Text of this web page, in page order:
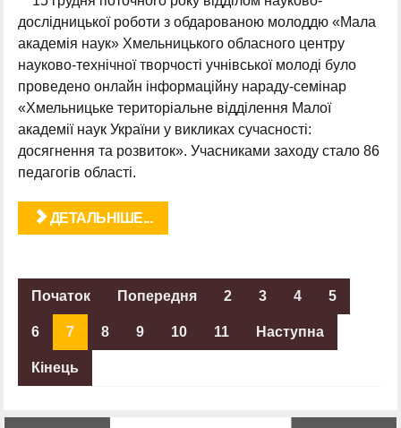
дослідницької роботи з обдарованою молоддю «Мала
академія наук» Хмельницького обласного центру
науково-технічної творчості учнівської молоді було
проведено онлайн інформаційну нараду-семінар
«Хмельницьке територіальне відділення Малої
академії наук України у викликах сучасності:
досягнення та розвиток». Учасниками заходу стало 86
педагогів області.
ДЕТАЛЬНІШЕ...
Початок Попередня 2 3 4 5
6 7 8 9 10 11 Наступна
Кінець